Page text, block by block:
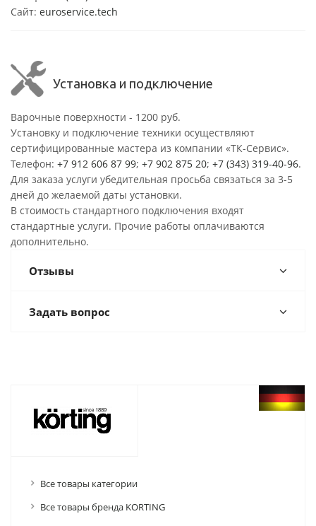
Сайт: euroservice.tech
Установка и подключение
Варочные поверхности - 1200 руб.
Установку и подключение техники осуществляют
сертифицированные мастера из компании «ТК-Сервис».
Телефон: +7 912 606 87 99; +7 902 875 20; +7 (343) 319-40-96.
Для заказа услуги убедительная просьба связаться за 3-5
дней до желаемой даты установки.
В стоимость стандартного подключения входят
стандартные услуги. Прочие работы оплачиваются
дополнительно.
Отзывы
Задать вопрос
Все товары категории
Все товары бренда KORTING